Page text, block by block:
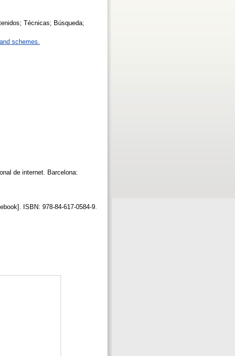
Técnicas; Búsqueda;
schemes.
de internet. Barcelona:
ISBN: 978-84-617-0584-9.